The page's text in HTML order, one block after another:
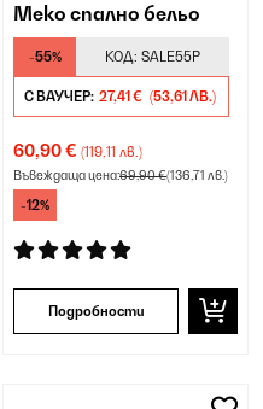
Меко спално бельо
-55% КОД: SALE55P
С ВАУЧЕР: 27,41 € (53,61 ЛВ.)
60,90 € (119,11 лв.)
Въвеждаща цена:69,90 €(136,71 лв.)
-12%
Подробности